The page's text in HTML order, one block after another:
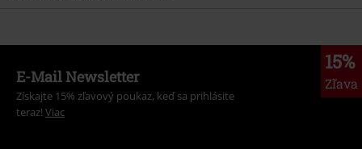
15%
Zľava
E-Mail Newsletter
Získajte 15% zľavový poukaz, keď sa prihlásite
teraz! Viac